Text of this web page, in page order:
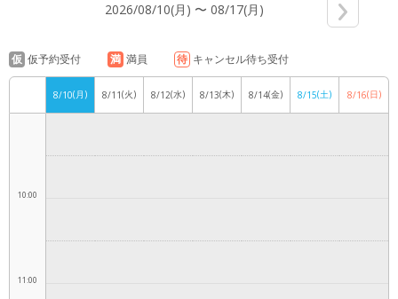
2026/08/10(月) 〜 08/17(月)
仮 仮予約受付 満 満員 待 キャンセル待ち受付
8/10(月) 8/11(火) 8/12(水) 8/13(木) 8/14(金) 8/15(土) 8/16(日)
10:00
11:00